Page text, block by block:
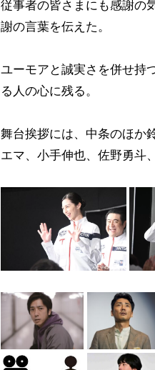
従事者の皆さまにも感謝の
謝の言葉を伝えた。
ユーモアと誠実さを併せ持
る人の心に残る。
舞台挨拶には、中条のほか
エマ、小手伸也、佐野勇斗